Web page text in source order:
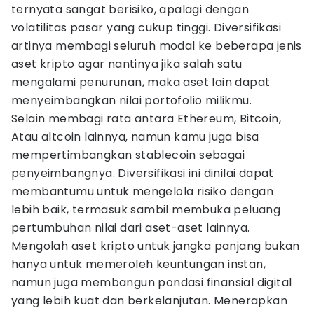
ternyata sangat berisiko, apalagi dengan
volatilitas pasar yang cukup tinggi. Diversifikasi
artinya membagi seluruh modal ke beberapa jenis
aset kripto agar nantinya jika salah satu
mengalami penurunan, maka aset lain dapat
menyeimbangkan nilai portofolio milikmu.
Selain membagi rata antara Ethereum, Bitcoin,
Atau altcoin lainnya, namun kamu juga bisa
mempertimbangkan stablecoin sebagai
penyeimbangnya. Diversifikasi ini dinilai dapat
membantumu untuk mengelola risiko dengan
lebih baik, termasuk sambil membuka peluang
pertumbuhan nilai dari aset-aset lainnya.
Mengolah aset kripto untuk jangka panjang bukan
hanya untuk memeroleh keuntungan instan,
namun juga membangun pondasi finansial digital
yang lebih kuat dan berkelanjutan. Menerapkan